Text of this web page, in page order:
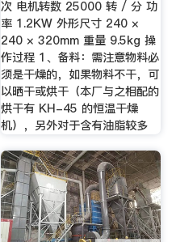
次 电机转数 25000 转 / 分 功
率 1.2KW 外形尺寸 240 ×
240 × 320mm 重量 9.5kg 操
作过程 1、备料：需注意物料必
须是干燥的，如果物料不干，可
以晒干或烘干（本厂与之相配的
烘干有 KH-45 的恒温干燥
机），另外对于含有油脂较多